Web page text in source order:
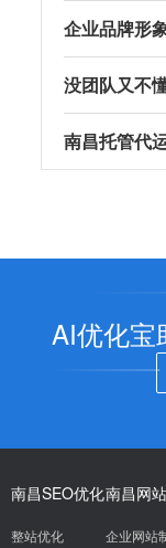
企业品牌形
没团队又不
南昌托管代
AI优化宝
南昌SEO优化
整站优化
南昌网
企业网站